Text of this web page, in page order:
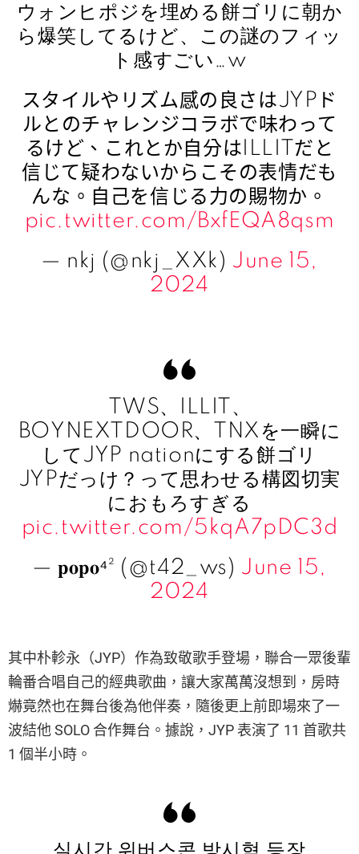
ウォンヒポジを埋める餅ゴリに朝か
ら爆笑してるけど、この謎のフィッ
ト感すごい…w
スタイルやリズム感の良さはJYPド
ルとのチャレンジコラボで味わって
るけど、これとか自分はILLITだと
信じて疑わないからこその表情だも
んな。自己を信じる力の賜物か。
pic.twitter.com/BxfEQA8qsm
— nkj (@nkj_XXk) June 15,
2024
TWS、ILLIT、
BOYNEXTDOOR、TNXを一瞬に
してJYP nationにする餅ゴリ
JYPだっけ？って思わせる構図切実
におもろすぎる
pic.twitter.com/5kqA7pDC3d
— 𝐩𝐨𝐩𝐨⁴² (@t42_ws) June 15,
2024
其中朴軫永（JYP）作為致敬歌手登場，聯合一眾後輩
輪番合唱自己的經典歌曲，讓大家萬萬沒想到，房時
爀竟然也在舞台後為他伴奏，隨後更上前即場來了一
波結他 SOLO 合作舞台。據說，JYP 表演了 11 首歌共
1 個半小時。